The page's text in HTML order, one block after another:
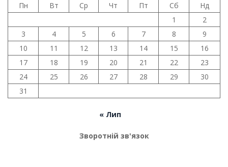
Пн
Вт Ср Чт Пт Сб
Нд
1
2
3
4 5 6 7 8
9
10
11 12 13 14 15
16
17
18 19 20 21 22
23
24
25 26 27 28 29
30
31
« Лип
Зворотній зв'язок